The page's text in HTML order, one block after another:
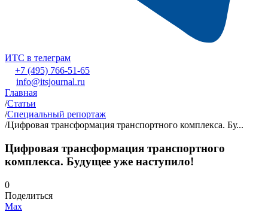
ИТС в телеграм
+7 (495) 766-51-65
info@itsjournal.ru
Главная
/Статьи
/Специальный репортаж
/Цифровая трансформация транспортного комплекса. Бу...
Цифровая трансформация транспортного
комплекса. Будущее уже наступило!
0
Поделиться
Max